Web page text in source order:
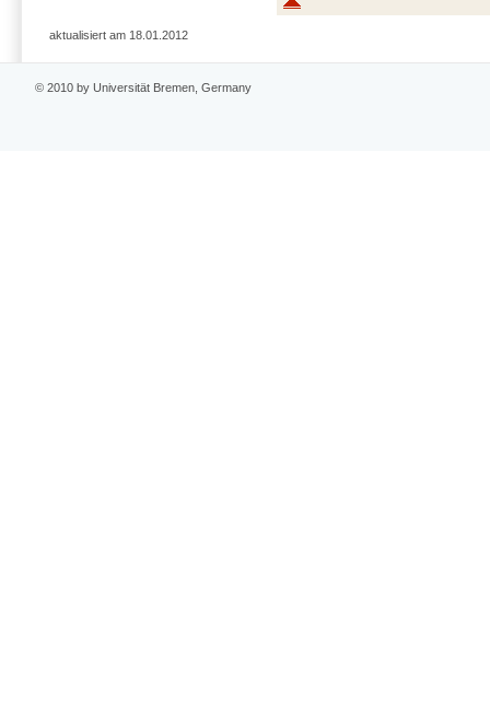
aktualisiert am 18.01.2012
© 2010 by Universität Bremen, Germany